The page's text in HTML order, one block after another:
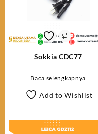
Sokkia CDC77
Baca selengkapnya
Add to Wishlist